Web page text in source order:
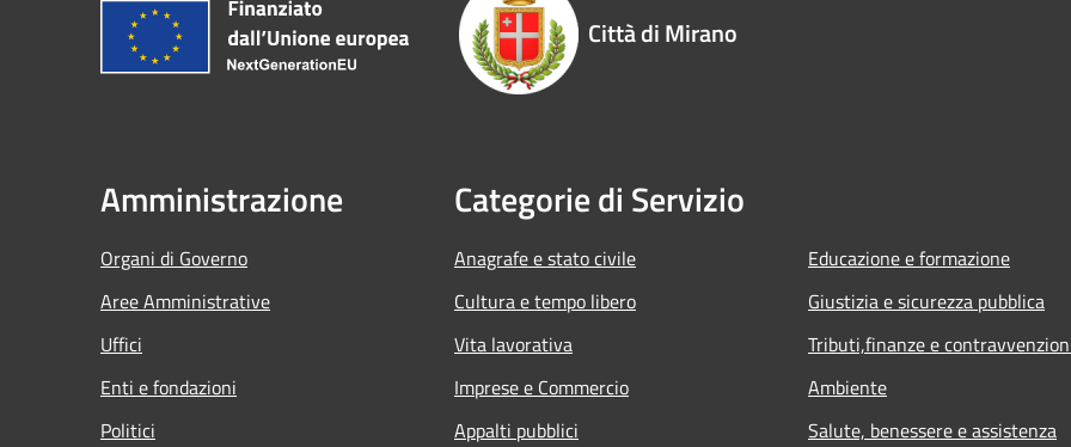
Città di Mirano
Amministrazione
Organi di Governo
Aree Amministrative
Uffici
Enti e fondazioni
Politici
Categorie di Servizio
Anagrafe e stato civile
Cultura e tempo libero
Vita lavorativa
Imprese e Commercio
Appalti pubblici
Educazione e formazione
Giustizia e sicurezza pubblica
Tributi,finanze e
Ambiente
Salute, benessere e assistenza